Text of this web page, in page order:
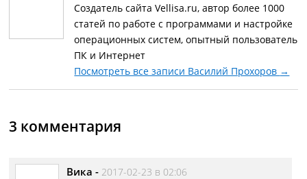
Создатель сайта Vellisa.ru, автор более 1000
статей по работе с программами и настройке
операционных систем, опытный пользователь
ПК и Интернет
Посмотреть все записи Василий Прохоров →
3 комментария
Вика - 2017-02-23 в 02:06